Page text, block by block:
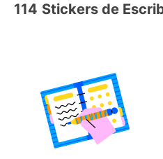
114 Stickers de